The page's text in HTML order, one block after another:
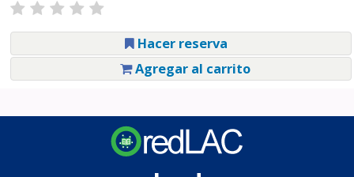
Hacer reserva
Agregar al carrito